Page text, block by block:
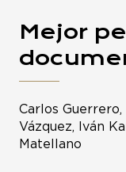
Mejor
Carlos
Vázquez, Iván
Matellano